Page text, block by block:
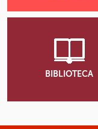
BIBLIOTECA